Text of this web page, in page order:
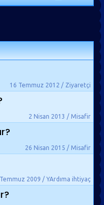
16 Temmuz 2012 / Ziyaretçi
2 Nisan 2013 / Misafir
26 Nisan 2015 / Misafir
2009 / YArdıma ihtiyaç